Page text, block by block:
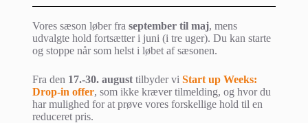
Vores sæson løber fra september til maj, mens
udvalgte hold fortsætter i juni (i tre uger). Du kan starte
og stoppe når som helst i løbet af sæsonen.
Fra den 17.-30. augusttilbyder vi Start up Weeks:
Drop-in offer, som ikke kræver tilmelding, og hvor du
har mulighed for at prøve vores forskellige hold til en
reduceret pris.